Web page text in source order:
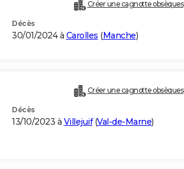
Créer une cagnotte obsèques
Décès
30/01/2024 à Carolles (Manche)
Créer une cagnotte obsèques
Décès
13/10/2023 à Villejuif(Val-de-Marne)